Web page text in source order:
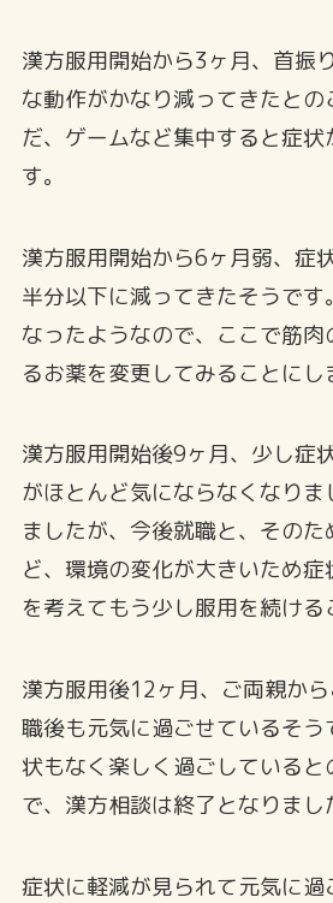
漢方服用開始から3ヶ月、首振
な動作がかなり減ってきたとの
だ、ゲームなど集中すると症
す。
漢方服用開始から6ヶ月弱、症
半分以下に減ってきたそうです
なったようなので、ここで筋
るお薬を変更してみることにし
漢方服用開始後9ヶ月、少し症
がほとんど気にならなくなりま
ましたが、今後就職と、その
ど、環境の変化が大きいため症
を考えてもう少し服用を続ける
漢方服用後12ヶ月、ご両親か
職後も元気に過ごせているそ
状もなく楽しく過ごしていると
で、漢方相談は終了となりまし
症状に軽減が見られて元気に過